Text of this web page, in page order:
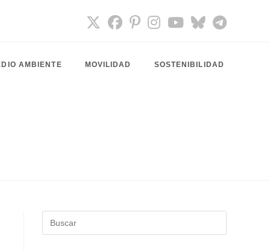
AMBIENTE MOVILIDAD SOSTENIBILIDAD
Escape